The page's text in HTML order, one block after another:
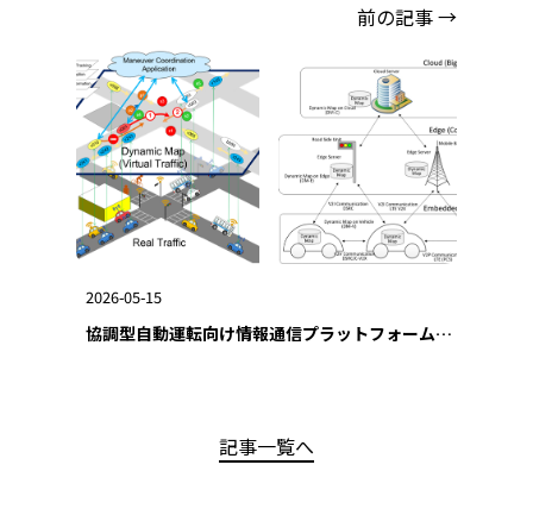
前の記事 →
協調型自動運転向け情報通信プラットフォームをオープンソース公開
2026-05-15
記事一覧へ